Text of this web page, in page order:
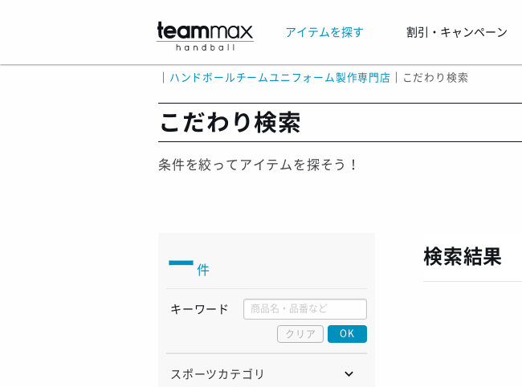
アイテムを探す 割引・キャンペーン
ハンドボールチームユニフォーム製作専門店 こだわり検索
こだわり検索
条件を絞ってアイテムを探そう！
ー 件
キーワード
クリア OK
スポーツカテゴリ
検索結果